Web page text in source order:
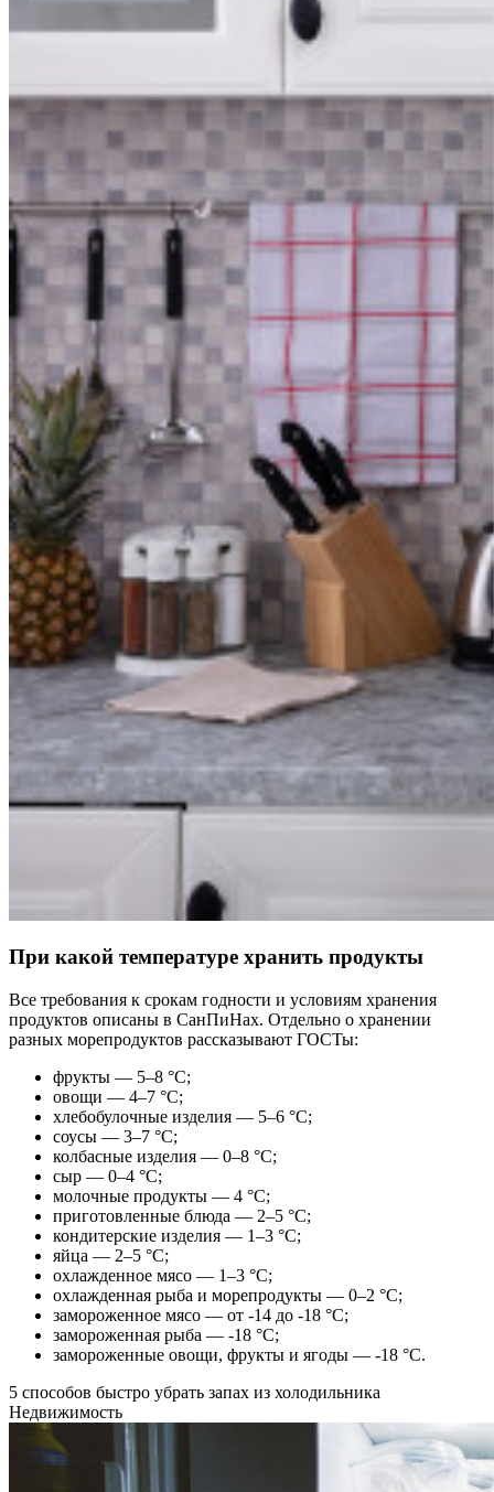
При какой температуре хранить продукты
Все требования к срокам годности и условиям хранения
продуктов описаны в СанПиНах. Отдельно о хранении
разных морепродуктов рассказывают ГОСТы:
фрукты — 5–8 °C;
овощи — 4–7 °C;
хлебобулочные изделия — 5–6 °C;
соусы — 3–7 °C;
колбасные изделия — 0–8 °C;
сыр — 0–4 °C;
молочные продукты — 4 °C;
приготовленные блюда — 2–5 °C;
кондитерские изделия — 1–3 °C;
яйца — 2–5 °C;
охлажденное мясо — 1–3 °C;
охлажденная рыба и морепродукты — 0–2 °C;
замороженное мясо — от -14 до -18 °C;
замороженная рыба — -18 °C;
замороженные овощи, фрукты и ягоды — -18 °C.
5 способов быстро убрать запах из холодильника
Недвижимость